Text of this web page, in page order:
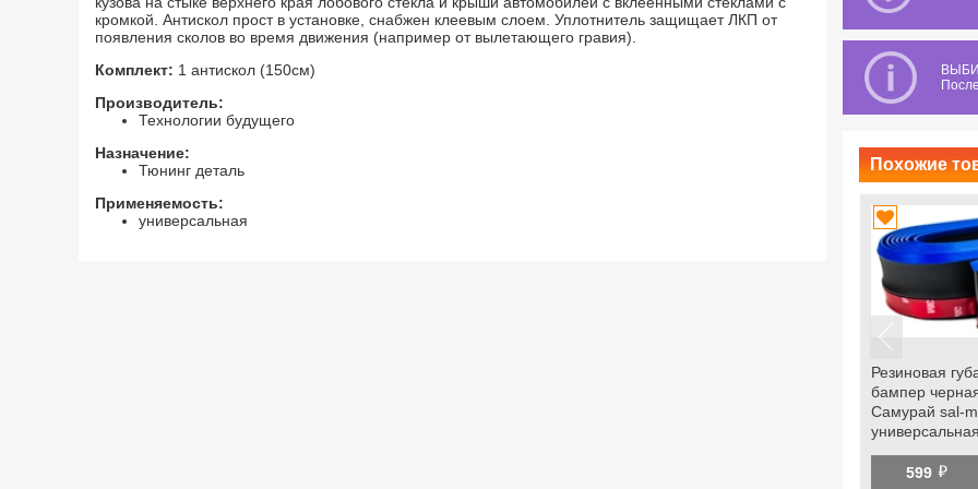
кромкой. Антискол прост в установке, снабжен клеевым слоем. Уплотнитель защищает ЛКП от
появления сколов во время движения (например от вылетающего гравия).
Комплект: 1 антискол (150см)
Производитель:
Технологии будущего
Назначение:
Тюнинг деталь
Применяемость:
универсальная
Похожие
Резиновая
бампер
Самурай sal-
универсальная
599 й